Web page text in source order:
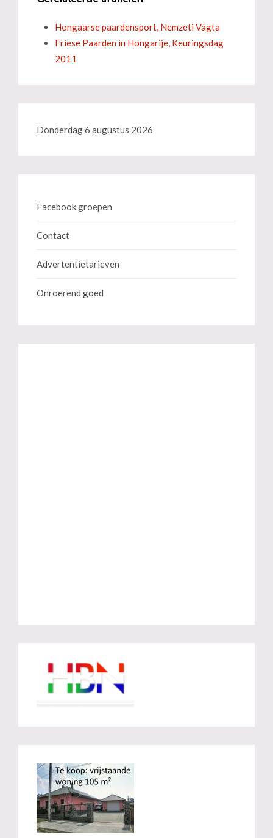
Hongaarse paardensport, Nemzeti Vágta
Friese Paarden in Hongarije, Keuringsdag
2011
Donderdag 6 augustus 2026
Facebook groepen
Contact
Advertentietarieven
Onroerend goed